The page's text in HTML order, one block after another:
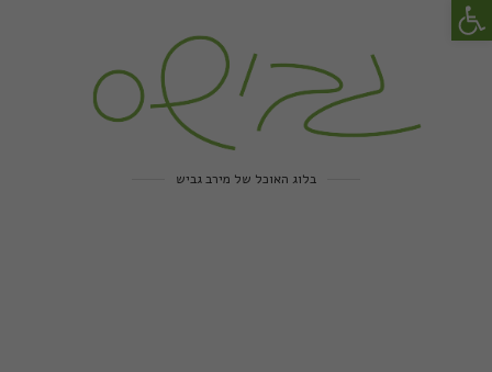
בלוג האוכל של מירב גביש